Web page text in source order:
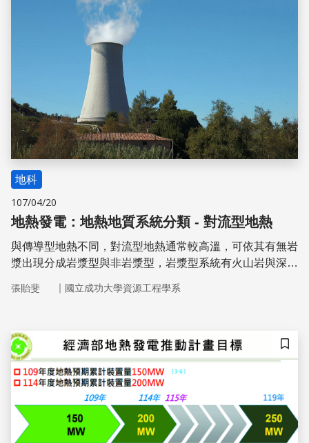
地科
107/04/20
地熱發電：地熱地質系統分類 - 對流型地熱
與傳導型地熱不同，對流型地熱通常較高溫，可依其有無岩
漿出現分成岩漿型與非岩漿型，岩漿型系統有火山岩與深成
體往外擴散的過程中會與地層流體或天水中和，將本來的酸
張貽斐 ｜ 國立成功大學資源工程學系
儲存